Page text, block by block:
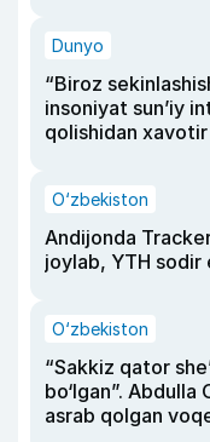
Dunyo
“Biroz
insoniyat sun’iy
qolishidan
O‘zbekiston
Andijonda
joylab, YTH sodir
O‘zbekiston
“Sakkiz qator
bo‘lgan”.
asrab qolgan